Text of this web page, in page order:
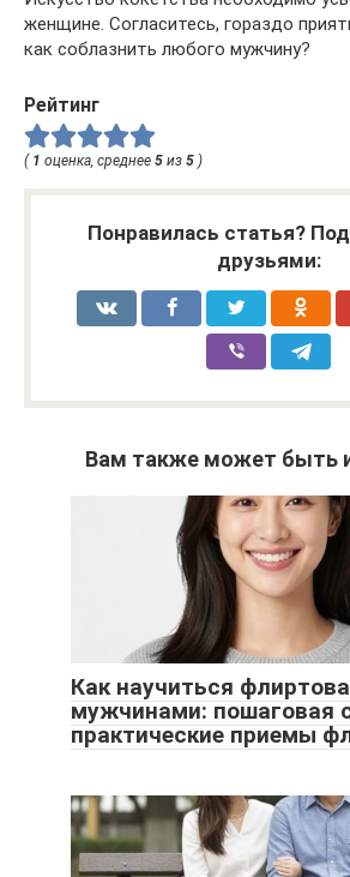
женщине. Согласитесь, гораздо
как соблазнить любого мужчину?
Рейтинг
( 1 оценка, среднее 5 из 5 )
Понравилась статья?
друзьями:
Вам также может быть
Как научиться
мужчинами: пошаговая
практические приемы